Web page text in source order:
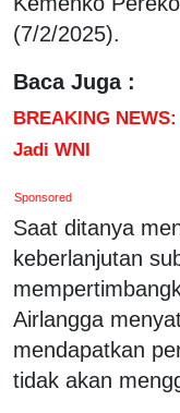
(7/2/2025).
Baca Juga :
BREAKING
Jadi WNI
Sponsored
Saat ditanya
keberlanjutan
Airlangga
mendapatkan
tidak akan